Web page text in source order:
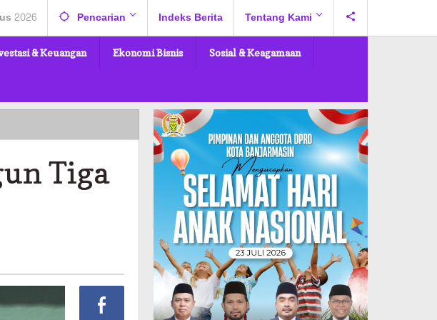
2026 Pencarian Indeks Berita Tentang Kami
& Keuangan Ekonomi Bisnis Sosial & Keagamaan
Tiga